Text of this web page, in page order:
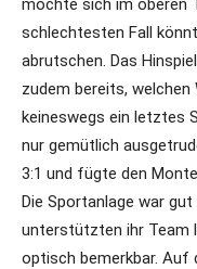
möchte sich im oberen
schlechtesten Fall
abrutschen. Das
zudem bereits,
keineswegs ein letztes
nur gemütlich
3:1 und fügte den
Die Sportanlage war
unterstützten ihr Team
optisch bemerkbar. Auf